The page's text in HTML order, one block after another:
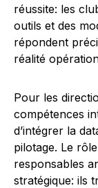
réussite: les
outils et des
répondent
réalité
Pour les
compétences
d’intégrer la
pilotage. Le
responsables
stratégique: ils